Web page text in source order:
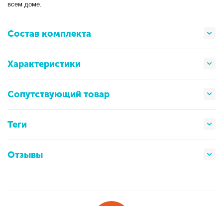
всем доме.
Состав комплекта
Характеристики
Сопутствующий товар
Теги
Отзывы